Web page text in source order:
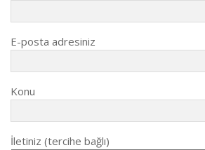
E-posta adresiniz
Konu
İletiniz (tercihe bağlı)